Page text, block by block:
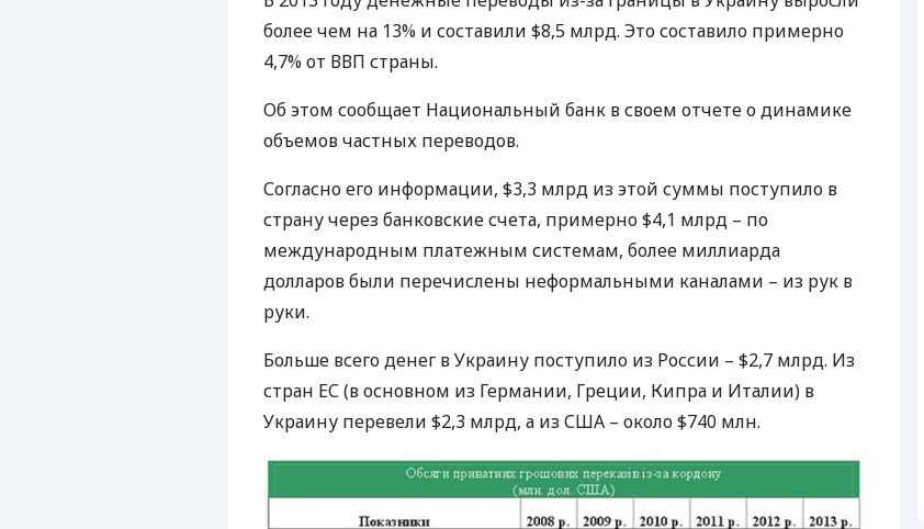
ЕЖЕМЕСЯЧНЫЙ ОБЗОР
БАНКОВСКИМ КАРТАМ
более чем на 13% и составили $8,5 млрд. Это составило примерно
4,7% от ВВП страны.
Об этом сообщает Национальный банк в своем отчете о динамике
объемов частных переводов.
Согласно его информации, $3,3 млрд из этой суммы поступило в
страну через банковские счета, примерно $4,1 млрд – по
международным платежным системам, более миллиарда
долларов были перечислены неформальными каналами – из рук в
руки.
Больше всего денег в Украину поступило из России – $2,7 млрд. Из
стран ЕС (в основном из Германии, Греции, Кипра и Италии) в
Украину перевели $2,3 млрд, а из США – около $740 млн.